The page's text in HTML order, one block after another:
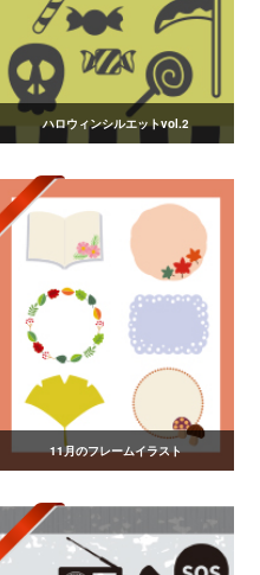
ハロウィンシルエットvol.2
11月のフレームイラスト